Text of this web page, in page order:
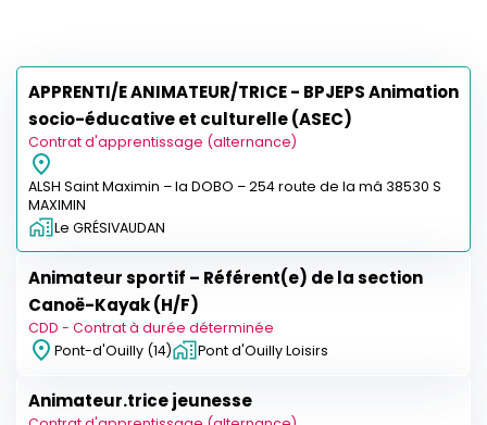
APPRENTI/E ANIMATEUR/TRICE - BPJEPS Animation
socio-éducative et culturelle (ASEC)
Contrat d'apprentissage (alternance)
ALSH Saint Maximin – la DOBO – 254 route de la mâ 38530 S
MAXIMIN
Le GRÉSIVAUDAN
Animateur sportif – Référent(e) de la section
Canoë-Kayak (H/F)
CDD - Contrat à durée déterminée
Pont-d'Ouilly (14)
Pont d'Ouilly Loisirs
Animateur.trice jeunesse